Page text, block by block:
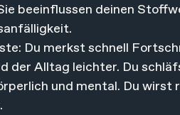
beeinflussen deinen
Du merkst schnell
der Alltag leichter. Du
und mental. Du